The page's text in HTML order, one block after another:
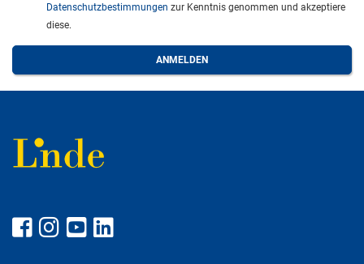
Datenschutzbestimmungen zur Kenntnis genommen und akzeptiere
diese.